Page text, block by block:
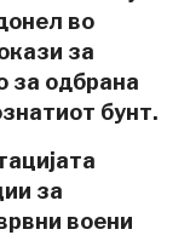
во
за
за одбрана
бунт.
за
воени